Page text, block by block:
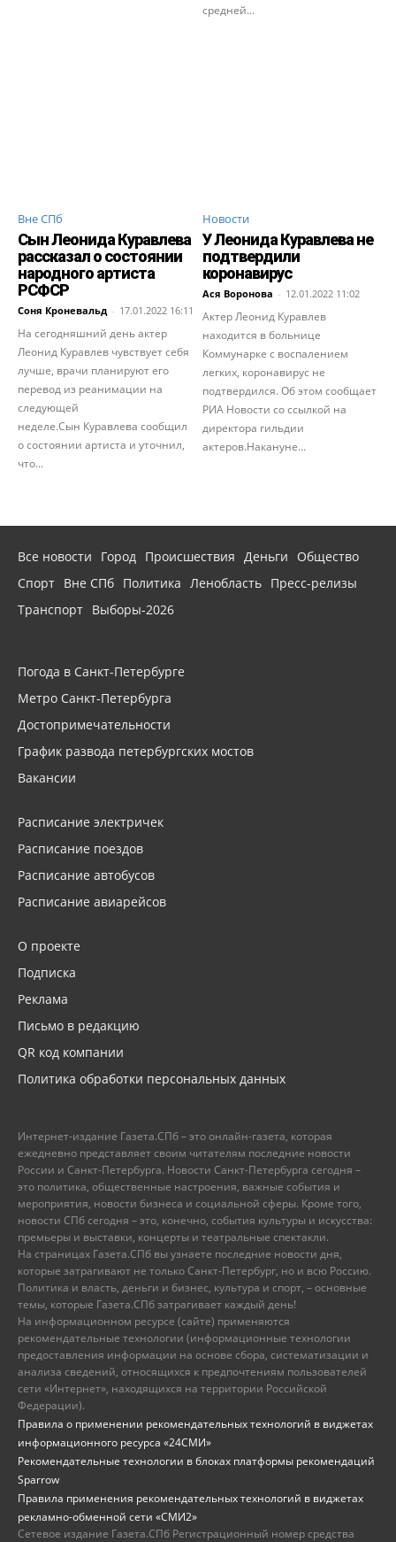
средней...
Вне СПб
Сын Леонида Куравлева
рассказал о состоянии
народного артиста
РСФСР
Соня Кроневальд - 17.01.2022 16:11
На сегодняшний день актер
Леонид Куравлев чувствует себя
лучше, врачи планируют его
перевод из реанимации на
следующей
неделе.Сын Куравлева сообщил
о состоянии артиста и уточнил,
что...
Новости
У Леонида Куравлева не
подтвердили
коронавирус
Ася Воронова - 12.01.2022 11:02
Актер Леонид Куравлев
находится в больнице
Коммунарке с воспалением
легких, коронавирус не
подтвердился. Об этом сообщает
РИА Новости со ссылкой на
директора гильдии
актеров.Накануне...
Все новости Город Происшествия Деньги
Общество
Спорт Вне СПб Политика Ленобласть Пресс-релизы
Транспорт Выборы-2026
Погода в Санкт-Петербурге
Метро Санкт-Петербурга
Достопримечательности
График развода петербургских мостов
Вакансии
Расписание электричек
Расписание поездов
Расписание автобусов
Расписание авиарейсов
О проекте
Подписка
Реклама
Письмо в редакцию
QR код компании
Политика обработки персональных данных
Интернет-издание Газета.СПб – это онлайн-газета, которая
ежедневно представляет своим читателям последние новости
России и Санкт-Петербурга. Новости Санкт-Петербурга сегодня –
это политика, общественные настроения, важные события и
мероприятия, новости бизнеса и социальной сферы. Кроме того,
новости СПб сегодня – это, конечно, события культуры и искусства:
премьеры и выставки, концерты и театральные спектакли.
На страницах Газета.СПб вы узнаете последние новости дня,
которые затрагивают не только Санкт-Петербург, но и всю Россию.
Политика и власть, деньги и бизнес, культура и спорт, – основные
темы, которые Газета.СПб затрагивает каждый день!
На информационном ресурсе (сайте) применяются
рекомендательные технологии (информационные технологии
предоставления информации на основе сбора, систематизации и
анализа сведений, относящихся к предпочтениям пользователей
сети «Интернет», находящихся на территории Российской
Федерации).
Правила о применении рекомендательных технологий в виджетах
информационного ресурса «24СМИ»
Рекомендательные технологии в блоках платформы рекомендаций
Sparrow
Правила применения рекомендательных технологий в виджетах
рекламно-обменной сети «СМИ2»
Сетевое издание Газета.СПб Регистрационный номер средства